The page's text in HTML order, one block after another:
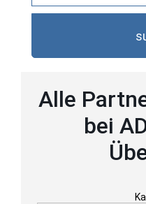
Alle
bei